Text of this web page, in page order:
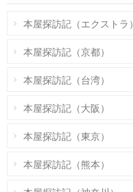
本屋探訪記（エクストラ）
本屋探訪記（京都）
本屋探訪記（台湾）
本屋探訪記（大阪）
本屋探訪記（東京）
本屋探訪記（熊本）